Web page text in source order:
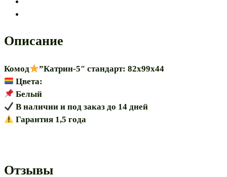
Описание
Комод
”Катрин-5″ стандарт: 82х99х44
Цвета:
Белый
В наличии и под заказ до 14 дней
Гарантия 1,5 года
Отзывы